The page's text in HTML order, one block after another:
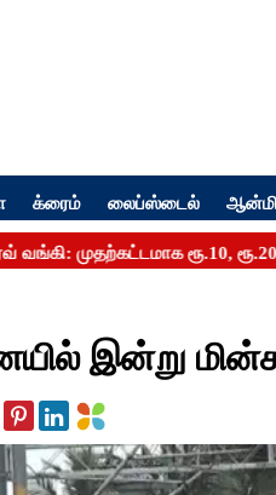
க்ரைம் லைப்ஸ்டைல்
இன்று